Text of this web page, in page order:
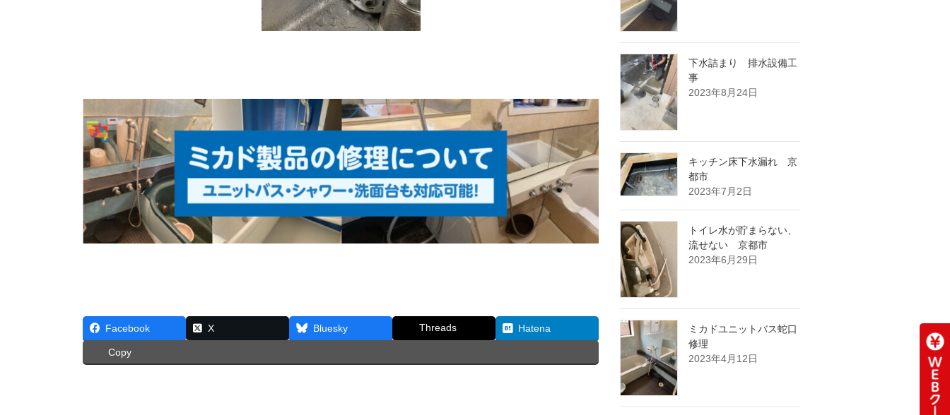
Facebook X Bluesky Threads Hatena
Copy
下水詰まり 排水設備工
事
2023年8月24日
キッチン床下水漏れ 京
都市
2023年7月2日
トイレ水が貯まらない、
流せない 京都市
2023年6月29日
ミカドユニットバス蛇口
修理
2023年4月12日